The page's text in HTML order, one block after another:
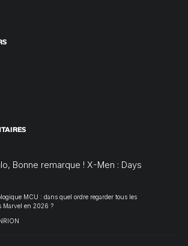
Bonne remarque ! X-Men : Days
MCU : dans quel ordre regarder tous les
Marvel en 2026 ?